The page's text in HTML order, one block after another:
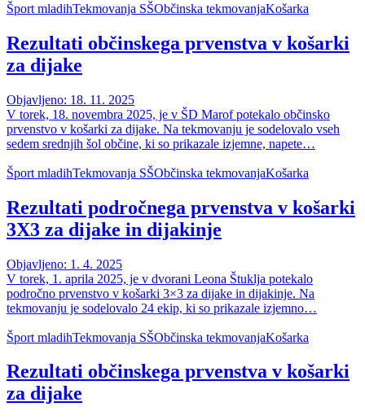
Šport mladihTekmovanja SŠObčinska tekmovanjaKošarka
Rezultati občinskega prvenstva v košarki
za dijake
Objavljeno: 18. 11. 2025
V torek, 18. novembra 2025, je v ŠD Marof potekalo občinsko
prvenstvo v košarki za dijake. Na tekmovanju je sodelovalo vseh
sedem srednjih šol občine, ki so prikazale izjemne, napete…
Šport mladihTekmovanja SŠObčinska tekmovanjaKošarka
Rezultati področnega prvenstva v košarki
3X3 za dijake in dijakinje
Objavljeno: 1. 4. 2025
V torek, 1. aprila 2025, je v dvorani Leona Štuklja potekalo
področno prvenstvo v košarki 3×3 za dijake in dijakinje. Na
tekmovanju je sodelovalo 24 ekip, ki so prikazale izjemno…
Šport mladihTekmovanja SŠObčinska tekmovanjaKošarka
Rezultati občinskega prvenstva v košarki
za dijake